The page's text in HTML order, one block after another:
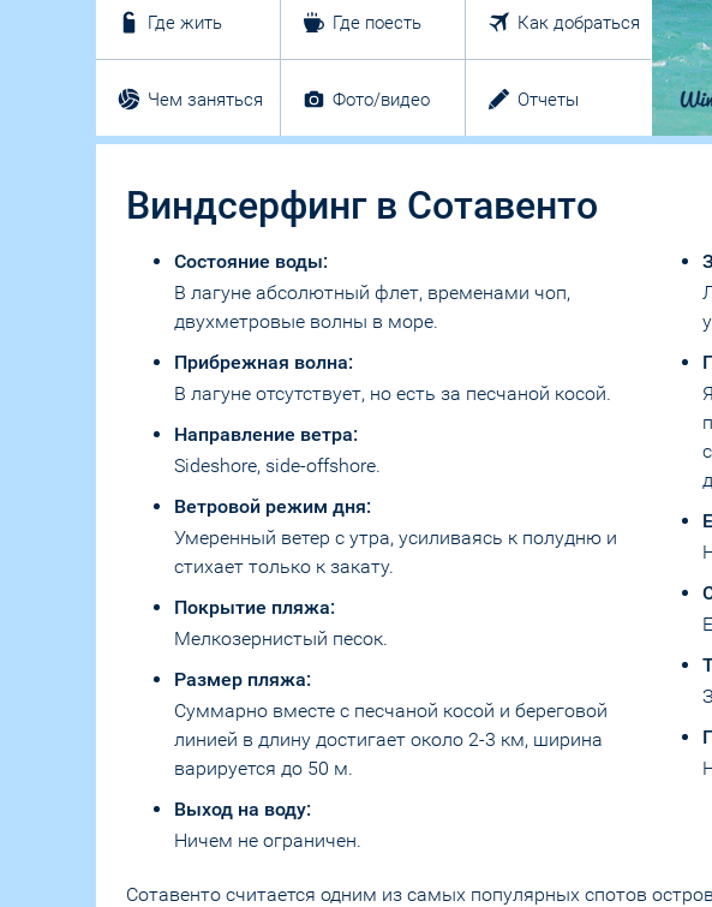
Где жить Где поесть Как добраться
Чем заняться Фото/видео Отчеты
Виндсерфинг в Сотавенто
Состояние воды:
В лагуне абсолютный флет, временами чоп,
двухметровые волны в море.
Прибрежная волна:
В лагуне отсутствует, но есть за песчаной косой.
Направление ветра:
Sideshore, side-offshore.
Ветровой режим дня:
Умеренный ветер с утра, усиливаясь к полудню и
стихает только к закату.
Покрытие пляжа:
Мелкозернистый песок.
Размер пляжа:
Суммарно вместе с песчаной косой и береговой
линией в длину достигает около 2-3 км, ширина
варируется до 50 м.
Выход на воду:
Ничем не ограничен.
Сотавенто считается одним из самых популярных спотов